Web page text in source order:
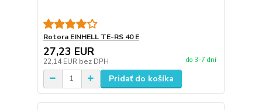
Rotora EINHELL TE-RS 40 E
27,23 EUR
22,14 EUR bez DPH do 3-7 dní
Pridať do košíka